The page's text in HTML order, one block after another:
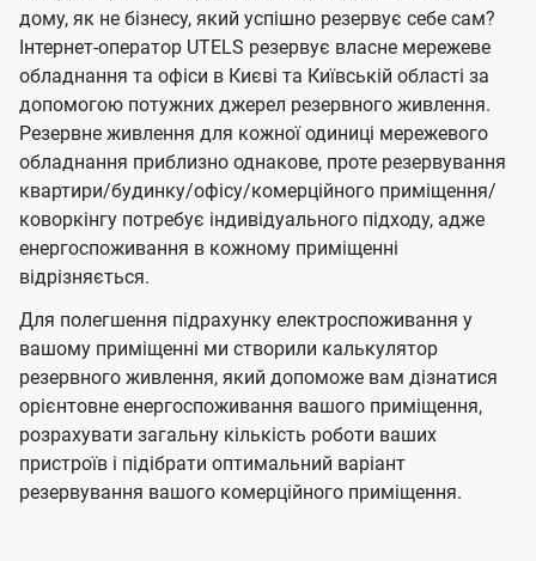
дому, як не бізнесу, який успішно резервує себе сам?
Інтернет-оператор UTELS резервує власне мережеве
обладнання та офіси в Києві та Київській області за
допомогою потужних джерел резервного живлення.
Резервне живлення для кожної одиниці мережевого
обладнання приблизно однакове, проте резервування
квартири/будинку/офісу/комерційного приміщення/
коворкінгу потребує індивідуального підходу, адже
енергоспоживання в кожному приміщенні
відрізняється.
Для полегшення підрахунку електроспоживання у
вашому приміщенні ми створили калькулятор
резервного живлення, який допоможе вам дізнатися
орієнтовне енергоспоживання вашого приміщення,
розрахувати загальну кількість роботи ваших
пристроїв і підібрати оптимальний варіант
резервування вашого комерційного приміщення.